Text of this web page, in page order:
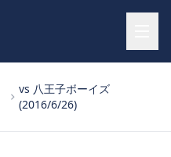
vs 八王子ボーイズ
(2016/6/26)